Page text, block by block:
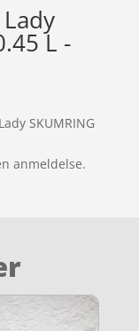
L -
SKUMRING
anmeldelse.